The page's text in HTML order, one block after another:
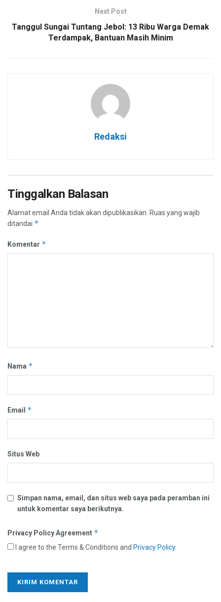
Next Post
Tanggul Sungai Tuntang Jebol: 13 Ribu Warga Demak
Terdampak, Bantuan Masih Minim
Redaksi
Tinggalkan Balasan
Alamat email Anda tidak akan dipublikasikan. Ruas yang wajib
ditandai *
Komentar *
Nama *
Email *
Situs Web
Simpan nama, email, dan situs web saya pada peramban ini
untuk komentar saya berikutnya.
Privacy Policy Agreement *
I agree to the Terms & Conditions and Privacy Policy.